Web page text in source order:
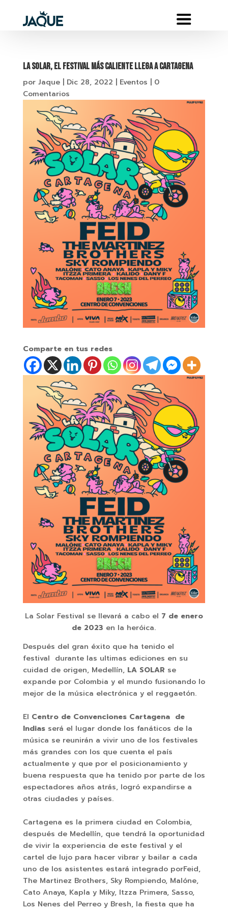
LA SOLAR, EL FESTIVAL MÁS CALIENTE LLEGA A CARTAGENA
por Jaque| Dic 28, 2022 Eventos
0
Comentarios
Comparte en tus redes
La Solar Festival se llevará a cabo el 7 de enero
de 2023 en la heróica.
Después del gran éxito que ha tenido el
festival durante las ultimas ediciones en su
cuidad de origen, Medellín, LA SOLAR se
expande por Colombia y el mundo fusionando lo
mejor de la música electrónica y el reggaetón.
El Centro de Convenciones Cartagena de
Indiasserá el lugar donde los fanáticos de la
música se reunirán a vivir uno de los festivales
más grandes con los que cuenta el país
actualmente y que por el posicionamiento y
buena respuesta que ha tenido por parte de los
espectadores años atrás, logró expandirse a
otras ciudades y países.
Cartagena es la primera ciudad en Colombia,
después de Medellín, que tendrá la oportunidad
de vivir la experiencia de este festival y el
cartel de lujo para hacer vibrar y bailar a cada
uno de los asistentes estará integrado porFeid,
The Martinez Brothers, Sky Rompiendo, Malóne,
Cato Anaya, Kapla y Miky, Itzza Primera, Sasso,
Los Nenes del Perreo y Bresh, la fiesta que ha